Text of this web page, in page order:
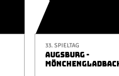
33. SPIELTAG
AUGSBURG -